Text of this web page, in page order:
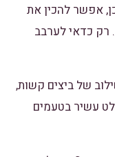
אפשר להכין את
רק כדאי לערבב
של ביצים קשות,
עשיר בטעמים